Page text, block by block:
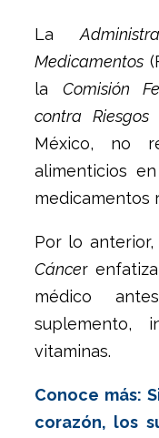
La
Medicamentos
la Comisión
contra Riesgos
México, no
alimenticios
medicamentos
Por lo
Cáncer
médico
suplemento,
vitaminas.
Conoce más:
corazón, los